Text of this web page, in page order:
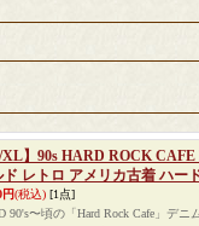
XL】90s HARD ROCK
ド レトロ アメリカ古着 ハー
円(税込) [1点]
90's〜頃の「Hard Rock Cafe」デ